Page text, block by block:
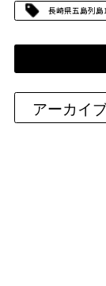
長崎県五島列島